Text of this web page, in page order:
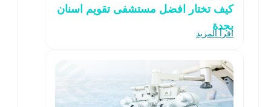
كيف تختار افضل مستشفى تقويم اسنان
بجدة
اقرأ المزيد